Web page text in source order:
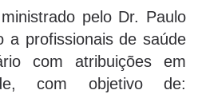
pelo Dr. Paulo
a profissionais de saúde
com atribuições em
com objetivo de: